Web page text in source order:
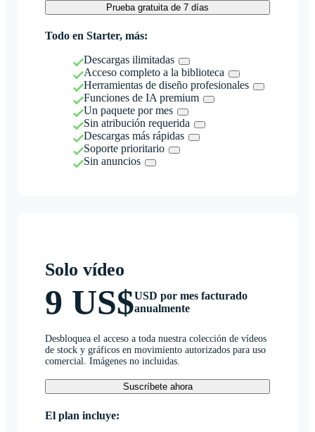
Prueba gratuita de 7 días
Todo en Starter, más:
Descargas ilimitadas
Acceso completo a la biblioteca
Herramientas de diseño profesionales
Funciones de IA premium
Un paquete por mes
Sin atribución requerida
Descargas más rápidas
Soporte prioritario
Sin anuncios
Solo vídeo
9 US$USD por mes facturado
anualmente
Desbloquea el acceso a toda nuestra colección de vídeos
de stock y gráficos en movimiento autorizados para uso
comercial. Imágenes no incluidas.
Suscríbete ahora
El plan incluye: